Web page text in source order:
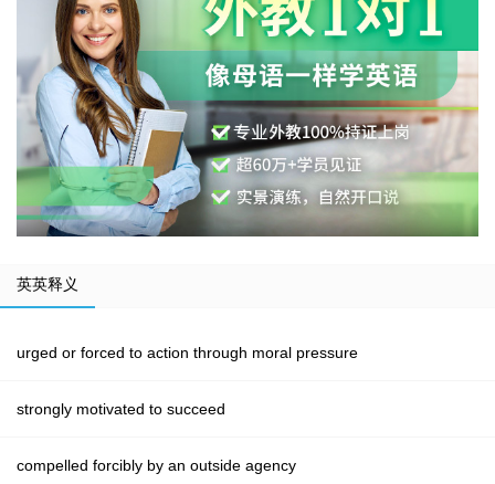
英英释义
urged or forced to action through moral pressure
strongly motivated to succeed
compelled forcibly by an outside agency